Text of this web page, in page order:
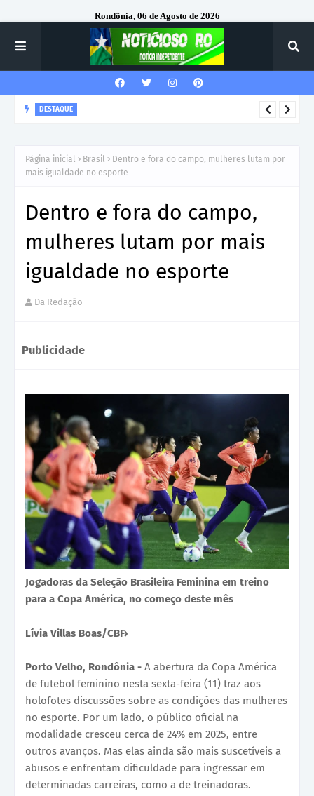
Rondônia, 06 de Agosto de 2026
DESTAQUE
milhões
Página inicial Brasil
Dentro e fora do campo, mulheres lutam por
mais igualdade no esporte
Dentro e fora do campo,
mulheres lutam por mais
igualdade no esporte
Da Redação
Publicidade
Jogadoras da Seleção Brasileira Feminina em treino
para a Copa América, no começo deste mês
Lívia Villas Boas/CBF›
Porto Velho, Rondônia - A abertura da Copa América
de futebol feminino nesta sexta-feira (11) traz aos
holofotes discussões sobre as condições das mulheres
no esporte. Por um lado, o público oficial na
modalidade cresceu cerca de 24% em 2025, entre
outros avanços. Mas elas ainda são mais suscetíveis a
abusos e enfrentam dificuldade para ingressar em
determinadas carreiras, como a de treinadoras.